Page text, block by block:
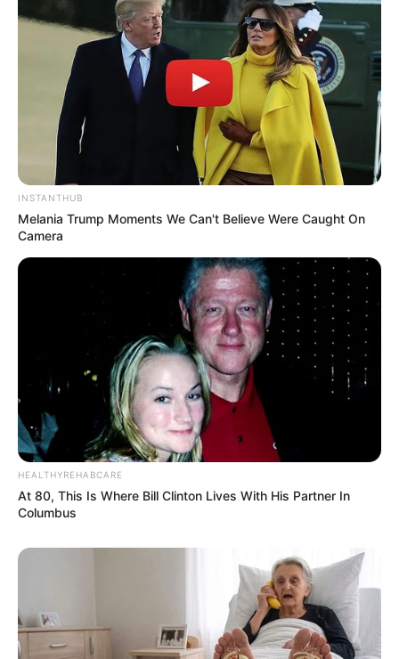
INSTANTHUB
Melania Trump Moments We Can't Believe Were Caught On
Camera
HEALTHYREHABCARE
At 80, This Is Where Bill Clinton Lives With His Partner In
Columbus